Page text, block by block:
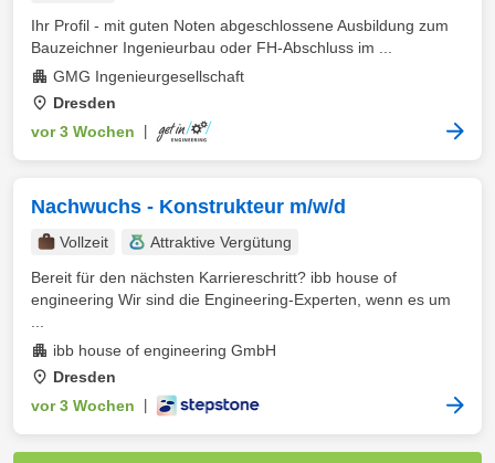
Ihr Profil - mit guten Noten abgeschlossene Ausbildung zum
Bauzeichner Ingenieurbau oder FH-Abschluss im ...
GMG Ingenieurgesellschaft
Dresden
vor 3 Wochen
Nachwuchs - Konstrukteur m/w/d
Vollzeit
Attraktive Vergütung
Bereit für den nächsten Karriereschritt? ibb house of
engineering Wir sind die Engineering-Experten, wenn es um
ibb house of engineering GmbH
Dresden
vor 3 Wochen